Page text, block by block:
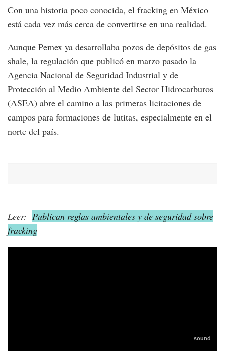
Con una historia poco conocida, el fracking en México
está cada vez más cerca de convertirse en una realidad.
Aunque Pemex ya desarrollaba pozos de depósitos de gas
shale, la regulación que publicó en marzo pasado la
Agencia Nacional de Seguridad Industrial y de
Protección al Medio Ambiente del Sector Hidrocarburos
(ASEA) abre el camino a las primeras licitaciones de
campos para formaciones de lutitas, especialmente en el
norte del país.
Leer: Publican reglas ambientales y de seguridad sobre
fracking